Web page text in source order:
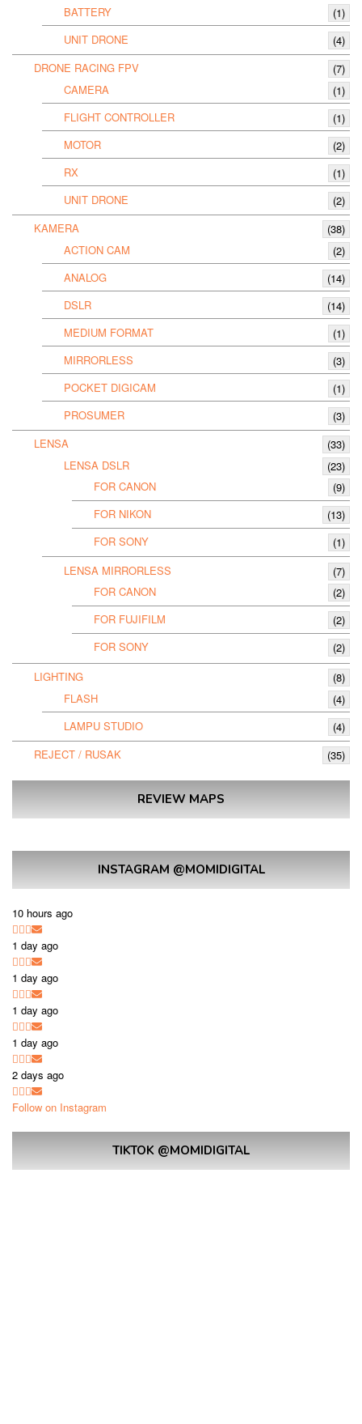
BATTERY
(1)
UNIT DRONE
(4)
DRONE RACING FPV
(7)
CAMERA
(1)
FLIGHT CONTROLLER
(1)
MOTOR
(2)
RX
(1)
UNIT DRONE
(2)
KAMERA
(38)
ACTION CAM
(2)
ANALOG
(14)
DSLR
(14)
MEDIUM FORMAT
(1)
MIRRORLESS
(3)
POCKET DIGICAM
(1)
PROSUMER
(3)
LENSA
(33)
LENSA DSLR
(23)
FOR CANON
(9)
FOR NIKON
(13)
FOR SONY
(1)
LENSA MIRRORLESS
(7)
FOR CANON
(2)
FOR FUJIFILM
(2)
FOR SONY
(2)
LIGHTING
(8)
FLASH
(4)
LAMPU STUDIO
(4)
REJECT / RUSAK
(35)
REVIEW MAPS
INSTAGRAM @MOMIDIGITAL
10 hours ago
1 day ago
1 day ago
1 day ago
1 day ago
2 days ago
Follow on Instagram
TIKTOK @MOMIDIGITAL